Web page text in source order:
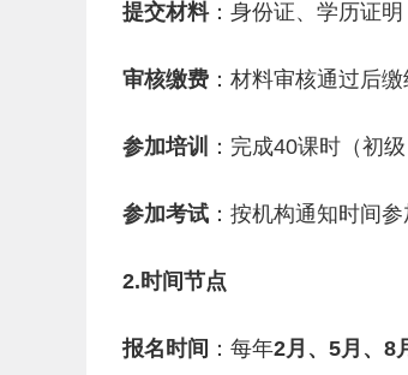
提交材料：身份证、学历证明
审核缴费 ：材料审核通过后
参加培训 ：完成40课时（初
参加考试 ：按机构通知时间参
2.时间节点
报名时间 ：每年2月、5月、8